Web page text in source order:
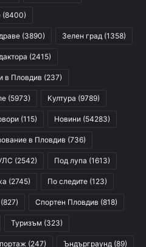
(8400)
(3890) Зелен град (1358)
(2415)
в Пловдив (237)
(5973) Култура (9789)
(115) Новини (54283)
в Пловдив (736)
(2542) Под лупа (1613)
(2745) По следите (123)
(827) Спортен Пловдив (818)
Туризъм (323)
(247) Ъндърграунд (89)